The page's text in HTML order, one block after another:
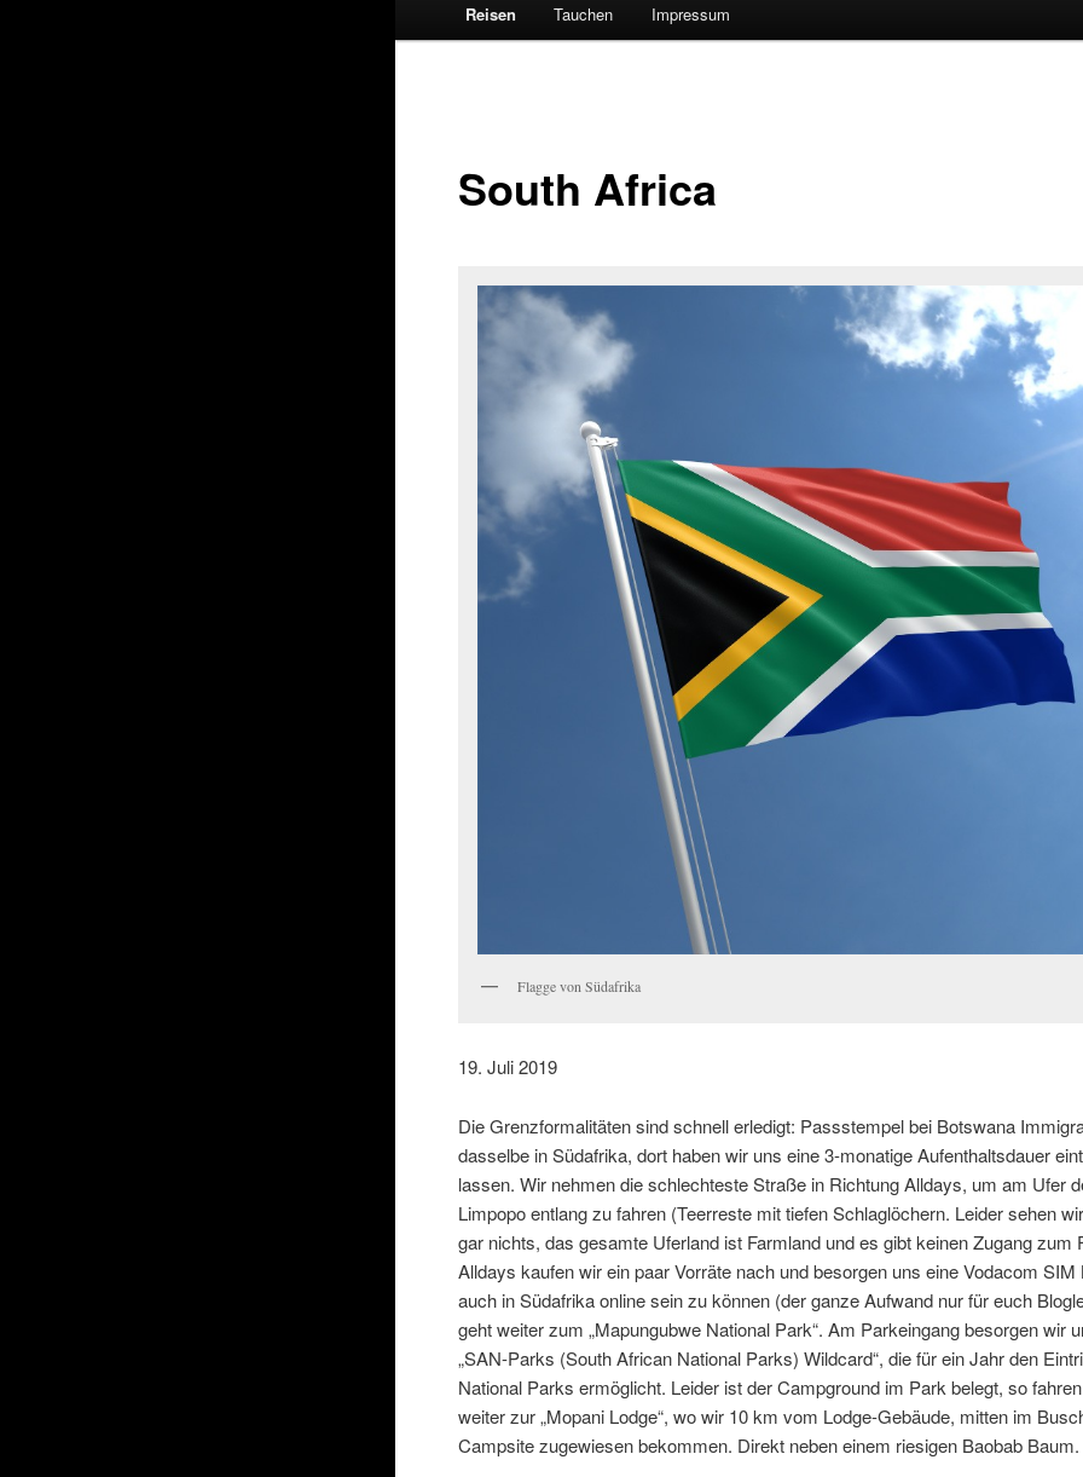
Reisen Tauchen Impressum
South Africa
Flagge von Südafrika
19. Juli 2019
Die Grenzformalitäten sind schnell erledigt: Passstempel bei Botswana
dasselbe in Südafrika, dort haben wir uns eine 3-monatige Aufenthaltsdauer
lassen. Wir nehmen die schlechteste Straße in Richtung Alldays, um am Ufer
Limpopo entlang zu fahren (Teerreste mit tiefen Schlaglöchern. Leider sehen
gar nichts, das gesamte Uferland ist Farmland und es gibt keinen Zugang zum
Alldays kaufen wir ein paar Vorräte nach und besorgen uns eine Vodacom SIM
auch in Südafrika online sein zu können (der ganze Aufwand nur für euch
geht weiter zum „Mapungubwe National Park“. Am Parkeingang besorgen wir
„SAN-Parks (South African National Parks) Wildcard“, die für ein Jahr den
National Parks ermöglicht. Leider ist der Campground im Park belegt, so
weiter zur „Mopani Lodge“, wo wir 10 km vom Lodge-Gebäude, mitten im
Campsite zugewiesen bekommen. Direkt neben einem riesigen Baobab Baum.